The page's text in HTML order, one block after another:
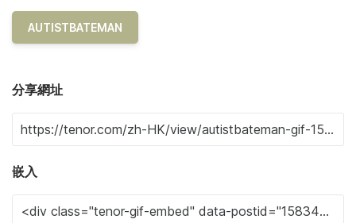
AUTISTBATEMAN
分享網址
嵌入